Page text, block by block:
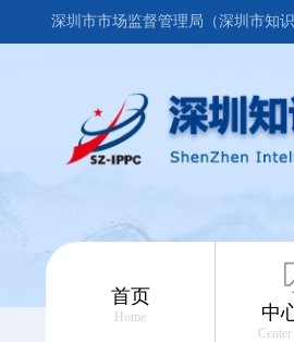
深圳市市场监督管理局（深圳市知识
首页
Home 中